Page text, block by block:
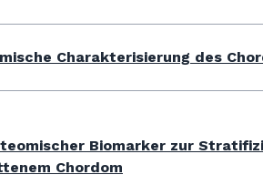
Charakterisierung des
Biomarker zur
Chordom